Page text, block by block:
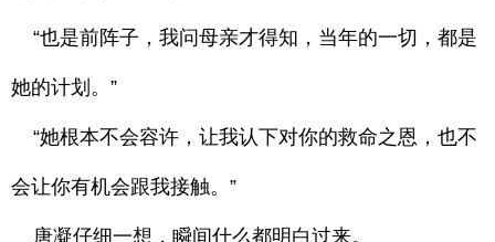
“也是前阵子，我问母亲才得知，当年的一切，都是
她的计划。”
“她根本不会容许，让我认下对你的救命之恩，也不
会让你有机会跟我接触。”
唐凝仔细一想，瞬间什么都明白过来。